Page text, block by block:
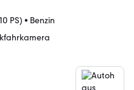
PS) • Benzin